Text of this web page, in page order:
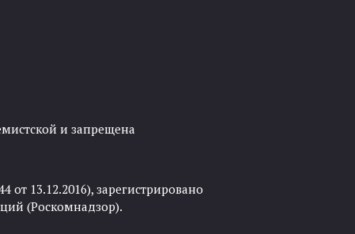
и запрещена
13.12.2016), зарегистрировано
(Роскомнадзор).